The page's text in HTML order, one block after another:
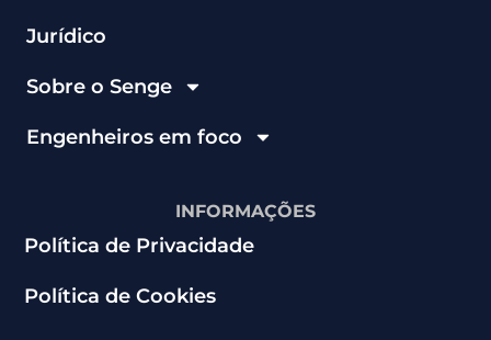
Jurídico
Sobre o Senge
Engenheiros em foco
INFORMAÇÕES
Política de Privacidade
Política de Cookies